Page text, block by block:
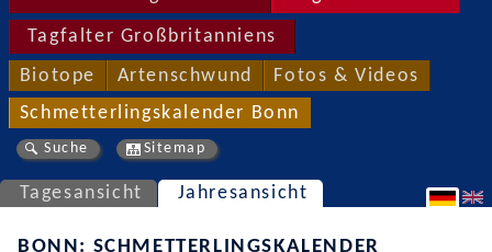
Tagfalter Großbritanniens
Biotope Artenschwund Fotos & Videos
Schmetterlingskalender Bonn
Suche Sitemap
Tagesansicht Jahresansicht
BONN: SCHMETTERLINGSKALENDER